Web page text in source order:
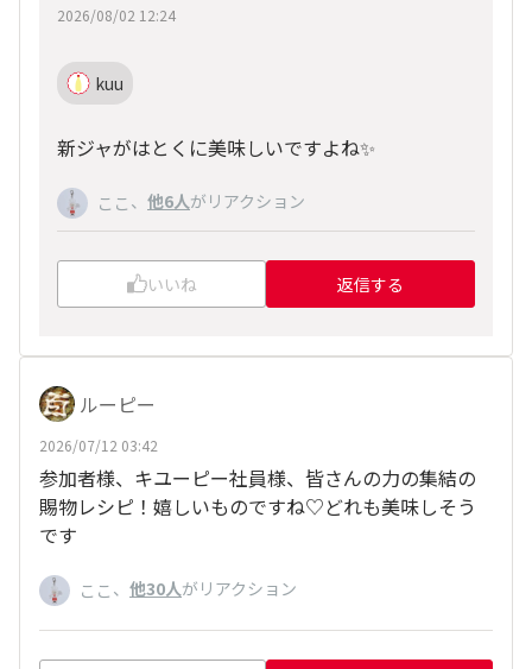
2026/08/02 12:24
kuu
新ジャがはとくに美味しいですよね✨️
ここ 、 他6人がリアクション
いいね 返信する
ルーピー
2026/07/12 03:42
参加者様、キユーピー社員様、皆さんの力の集結の
賜物レシピ！嬉しいものですね♡どれも美味しそう
です
ここ 、 他30人がリアクション